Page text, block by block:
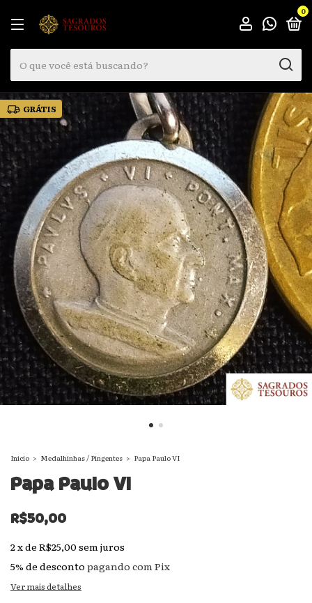
0
GRÁTIS
Início > Medalhinhas / Pingentes > Papa Paulo VI
Papa Paulo VI
R$50,00
2xde R$25,00 sem juros
5% de desconto pagando com Pix
Ver mais detalhes